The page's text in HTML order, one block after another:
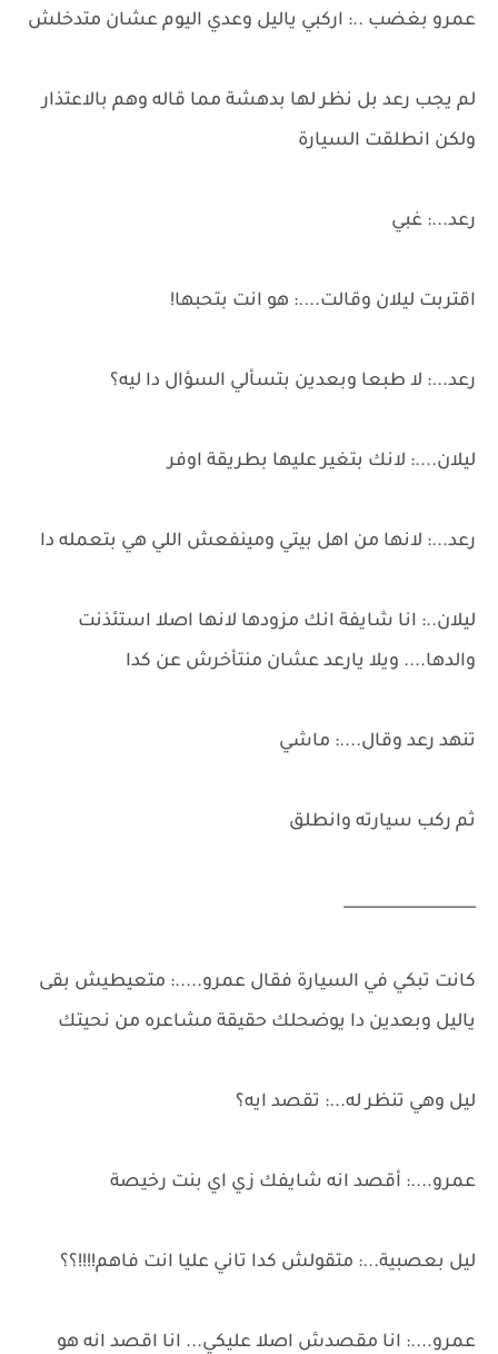
عمرو بغضب ..: اركبي ياليل وعدي اليوم عشان متدخلش
لم يجب رعد بل نظر لها بدهشة مما قاله وهم بالاعتذار
ولكن انطلقت السيارة
رعد...: غبي
اقتربت ليلان وقالت....: هو انت بتحبها!
رعد...: لا طبعا وبعدين بتسألي السؤال دا ليه؟
ليلان....: لانك بتغير عليها بطريقة اوفر
رعد...: لانها من اهل بيتي ومينفعش اللي هي بتعمله دا
ليلان..: انا شايفة انك مزودها لانها اصلا استئذنت
والدها.... ويلا يارعد عشان منتأخرش عن كدا
تنهد رعد وقال....: ماشي
ثم ركب سيارته وانطلق
_________________
كانت تبكي في السيارة فقال عمرو.....: متعيطيش بقى
ياليل وبعدين دا يوضحلك حقيقة مشاعره من نحيتك
ليل وهي تنظر له...: تقصد ايه؟
عمرو....: أقصد انه شايفك زي اي بنت رخيصة
ليل بعصبية...: متقولش كدا تاني عليا انت فاهم!!!!؟؟
عمرو....: انا مقصدش اصلا عليكي... انا اقصد انه هو